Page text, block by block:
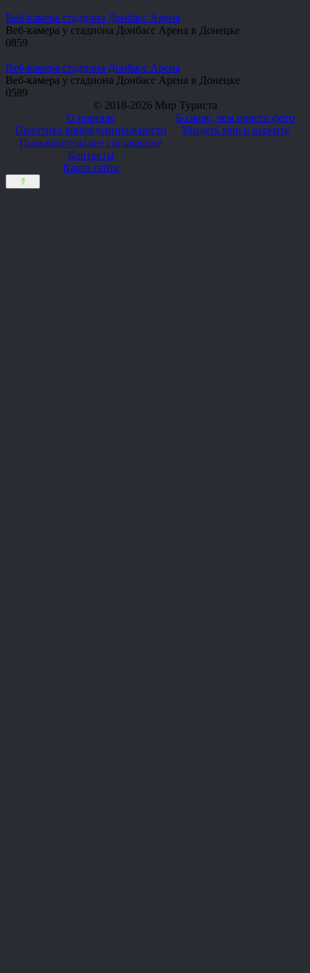
Веб-камера стадиона Донбасс Арена
Веб-камера у стадиона Донбасс Арена в Донецке
0859
Веб-камера стадиона Донбасс Арена
Веб-камера у стадиона Донбасс Арена в Донецке
0589
© 2018-2026 Мир Туриста
О портале
Политика конфиденциальности
Пользовательское соглашение
Контакты
Карта сайта
Больше, чем просто фото
Увидеть мир и выжить